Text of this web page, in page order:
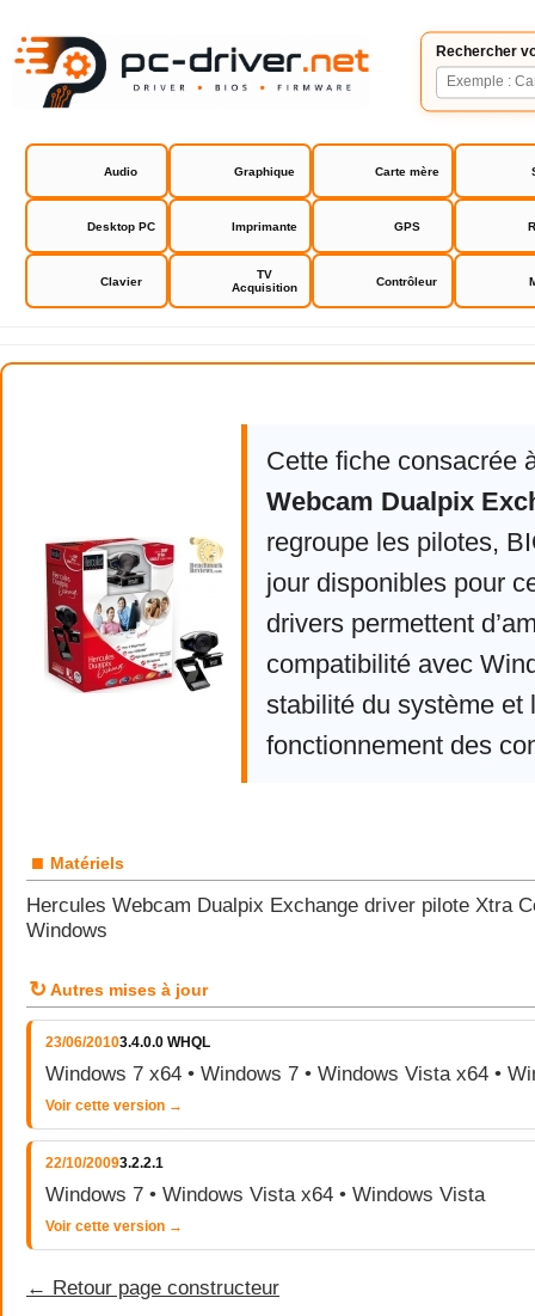
Rechercher
Audio Graphique Carte mère
Desktop PC Imprimante GPS
Clavier
TV
Acquisition
Contrôleur
Hercules Webcam Dualpix
Cette fiche consacrée
Webcam Dualpix
regroupe les pilotes,
jour disponibles pour
drivers permettent
compatibilité avec
stabilité du système et
fonctionnement des
■ Matériels
Hercules Webcam Dualpix Exchange driver pilote Xtra
Windows
↻ Autres mises à jour
23/06/20103.4.0.0 WHQL
Windows 7 x64 • Windows 7 • Windows Vista x64 •
Voir cette version →
22/10/20093.2.2.1
Windows 7 • Windows Vista x64 • Windows Vista
Voir cette version →
← Retour page constructeur